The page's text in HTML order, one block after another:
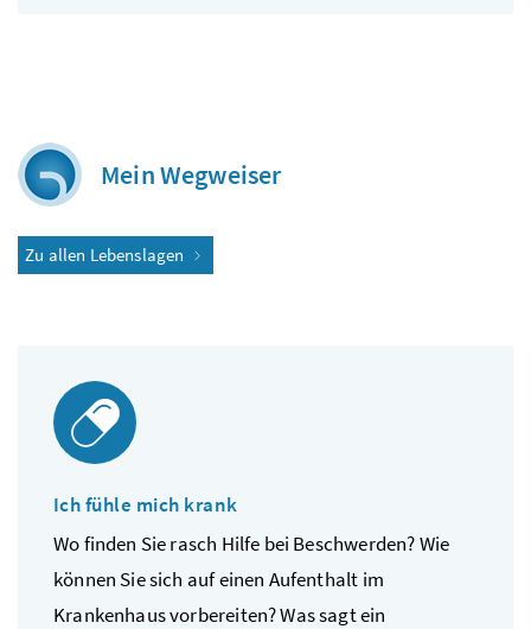
Mein Wegweiser
Zu allen Lebenslagen
Ich fühle mich krank
Wo finden Sie rasch Hilfe bei Beschwerden? Wie
können Sie sich auf einen Aufenthalt im
Krankenhaus vorbereiten? Was sagt ein